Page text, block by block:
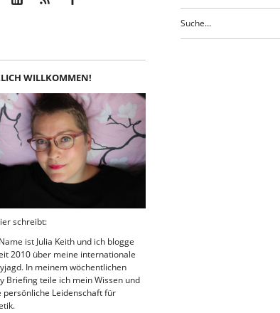
WILLKOMMEN!
schreibt:
ist Julia Keith und ich blogge
2010 über meine internationale
In meinem wöchentlichen
Briefing teile ich mein Wissen und
persönliche Leidenschaft für